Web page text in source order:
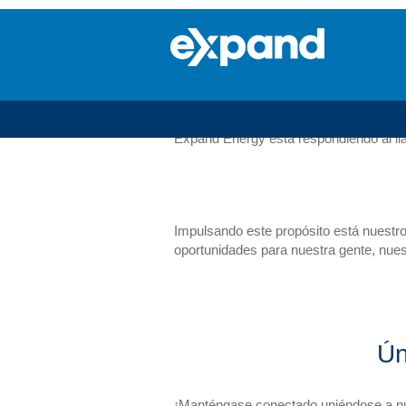
Ampliando el
El mundo tiene poca energía. Miles
emisiones de carbono, lo cual es
Expand Energy está respondiendo al
Impulsando este propósito está
oportunidades para nuestra gente,